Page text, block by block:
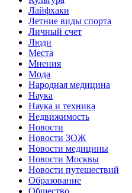
Лайфхаки
Летние виды спорта
Личный счет
Люди
Места
Мнения
Мода
Народная медицина
Наука
Наука и техника
Недвижимость
Новости
Новости ЗОЖ
Новости медицины
Новости Москвы
Новости путешествий
Образование
Общество